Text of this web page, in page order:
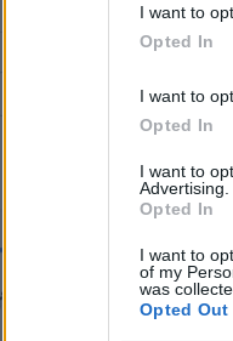
I want to
Opted In
I want to
Opted In
I want to
Advertising.
Opted In
I want to
of my
was
Opted Out